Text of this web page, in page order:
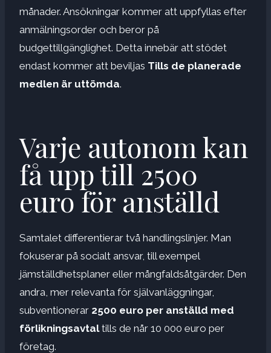
månader. Ansökningar kommer att uppfyllas efter
anmälningsorder och beror på
budgettillgänglighet. Detta innebär att stödet
endast kommer att beviljas Tills de planerade
medlen är uttömda.
Varje autonom kan
få upp till 2500
euro för anställd
Samtalet differentierar två handlingslinjer. Man
fokuserar på socialt ansvar, till exempel
jämställdhetsplaner eller mångfaldsåtgärder. Den
andra, mer relevanta för självanläggningar,
subventionerar 2500 euro per anställd med
förlikningsavtaltills de når 10 000 euro per
företag.